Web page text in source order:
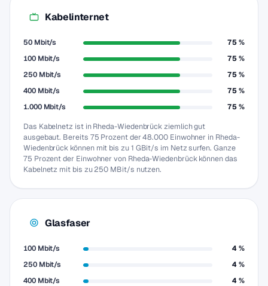
Kabelinternet
50 Mbit/s
75 %
100 Mbit/s
75 %
250 Mbit/s
75 %
400 Mbit/s
75 %
1.000 Mbit/s
75 %
Das Kabelnetz ist in Rheda-Wiedenbrück ziemlich gut
ausgebaut. Bereits 75 Prozent der 48.000 Einwohner in Rheda-
Wiedenbrück können mit bis zu 1 GBit/s im Netz surfen. Ganze
75 Prozent der Einwohner von Rheda-Wiedenbrück können das
Kabelnetz mit bis zu 250 MBit/s nutzen.
Glasfaser
100 Mbit/s
4 %
250 Mbit/s
4 %
400 Mbit/s
4 %